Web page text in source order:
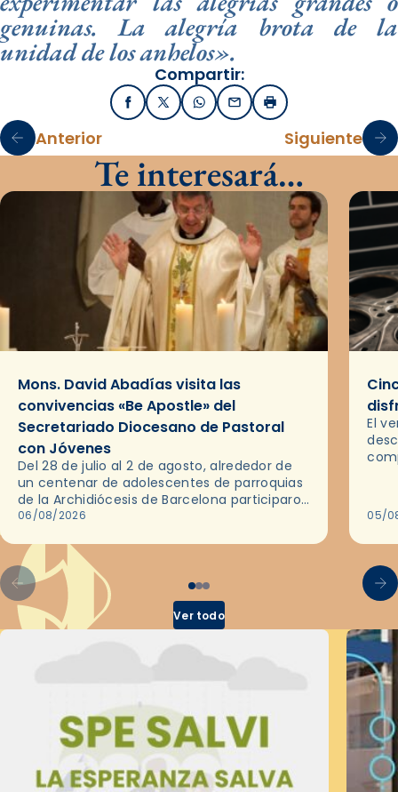
genuinas. La alegría brota de la
unidad de los anhelos».
Compartir:
FacebookX / TwitterWhatsApp
EmailImprimir
Anterior Siguiente
Te interesará…
Mons. David Abadías visita las
convivencias «Be Apostle» del
Secretariado Diocesano de Pastoral
con Jóvenes
Del 28 de julio al 2 de agosto, alrededor de
un centenar de adolescentes de parroquias
de la Archidiócesis de Barcelona participaron
en las convivencias Be Apostle, organizadas
06/08/2026
El
05/
Ver todo